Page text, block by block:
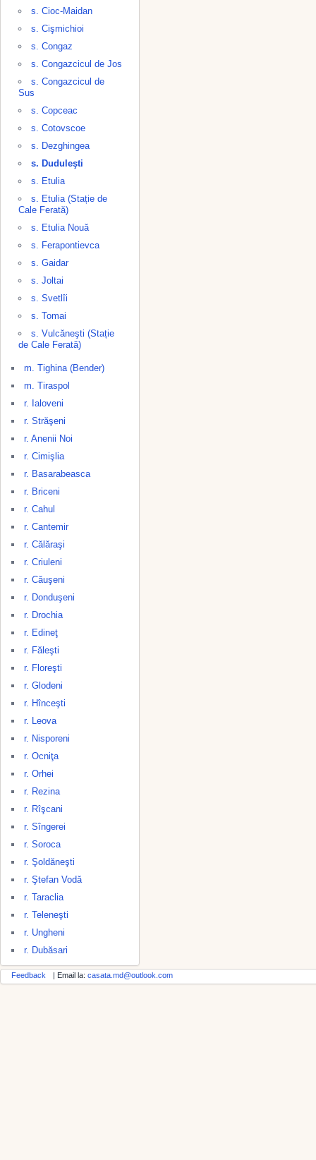
s. Cioc-Maidan
s. Cişmichioi
s. Congaz
s. Congazcicul de Jos
s. Congazcicul de
Sus
s. Copceac
s. Cotovscoe
s. Dezghingea
s. Duduleşti
s. Etulia
s. Etulia (Stație de
Cale Ferată)
s. Etulia Nouă
s. Ferapontievca
s. Gaidar
s. Joltai
s. Svetlîi
s. Tomai
s. Vulcăneşti (Stație
de Cale Ferată)
m. Tighina (Bender)
m. Tiraspol
r. Ialoveni
r. Străşeni
r. Anenii Noi
r. Cimişlia
r. Basarabeasca
r. Briceni
r. Cahul
r. Cantemir
r. Călăraşi
r. Criuleni
r. Căuşeni
r. Donduşeni
r. Drochia
r. Edineţ
r. Făleşti
r. Floreşti
r. Glodeni
r. Hînceşti
r. Leova
r. Nisporeni
r. Ocniţa
r. Orhei
r. Rezina
r. Rîşcani
r. Sîngerei
r. Soroca
r. Şoldăneşti
r. Ştefan Vodă
r. Taraclia
r. Teleneşti
r. Ungheni
r. Dubăsari
Feedback | Email la: casata.md@outlook.com